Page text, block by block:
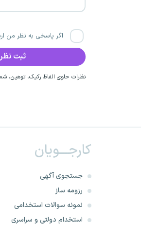
اگر پاسخی به نظر من
نظرات حاوی الفاظ رکیک، توهین،
کارجـــویان
جستجوی آگهی
رزومه ساز
نمونه سوالات استخدامی
استخدام دولتی و سراسری